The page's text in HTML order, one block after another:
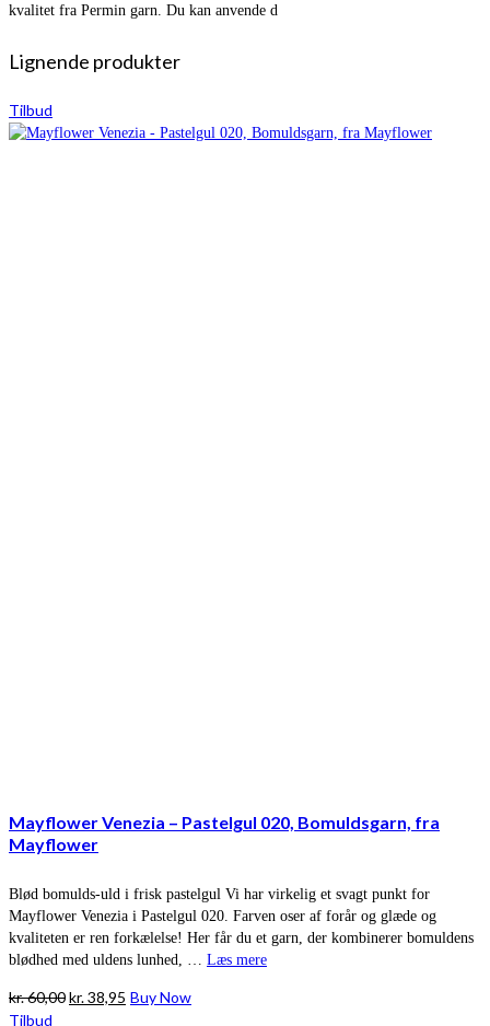
kvalitet fra Permin garn. Du kan anvende d
Lignende produkter
Tilbud
Mayflower Venezia – Pastelgul 020, Bomuldsgarn, fra
Mayflower
Blød bomulds-uld i frisk pastelgul Vi har virkelig et svagt punkt for
Mayflower Venezia i Pastelgul 020. Farven oser af forår og glæde og
kvaliteten er ren forkælelse! Her får du et garn, der kombinerer bomuldens
blødhed med uldens lunhed, … Læs mere
kr.60,00Den
kr.38,95 Den
Buy Now
Tilbud